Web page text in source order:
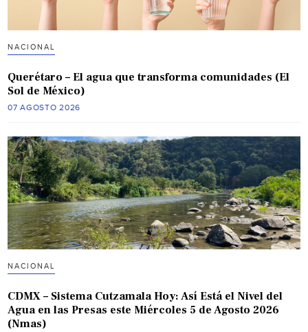
NACIONAL
Querétaro – El agua que transforma comunidades (El
Sol de México)
07 AGOSTO 2026
NACIONAL
CDMX – Sistema Cutzamala Hoy: Así Está el Nivel del
Agua en las Presas este Miércoles 5 de Agosto 2026
(Nmas)